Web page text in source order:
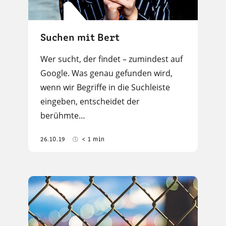
Suchen mit Bert
Wer sucht, der findet – zumindest auf
Google. Was genau gefunden wird,
wenn wir Begriffe in die Suchleiste
eingeben, entscheidet der
berühmte…
26.10.19 < 1 min